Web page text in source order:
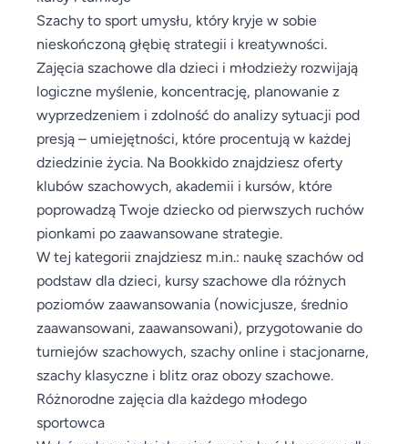
Szachy to sport umysłu, który kryje w sobie
nieskończoną głębię strategii i kreatywności.
Zajęcia szachowe dla dzieci i młodzieży rozwijają
logiczne myślenie, koncentrację, planowanie z
wyprzedzeniem i zdolność do analizy sytuacji pod
presją – umiejętności, które procentują w każdej
dziedzinie życia. Na Bookkido znajdziesz oferty
klubów szachowych, akademii i kursów, które
poprowadzą Twoje dziecko od pierwszych ruchów
pionkami po zaawansowane strategie.
W tej kategorii znajdziesz m.in.: naukę szachów od
podstaw dla dzieci, kursy szachowe dla różnych
poziomów zaawansowania (nowicjusze, średnio
zaawansowani, zaawansowani), przygotowanie do
turniejów szachowych, szachy online i stacjonarne,
szachy klasyczne i blitz oraz obozy szachowe.
Różnorodne zajęcia dla każdego młodego
sportowca